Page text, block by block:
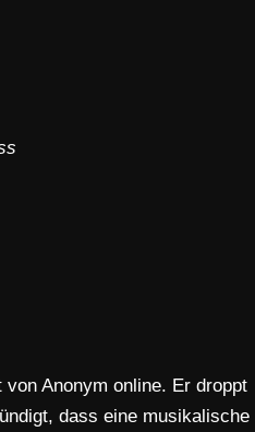
Anonym online. Er droppt
dass eine musikalische